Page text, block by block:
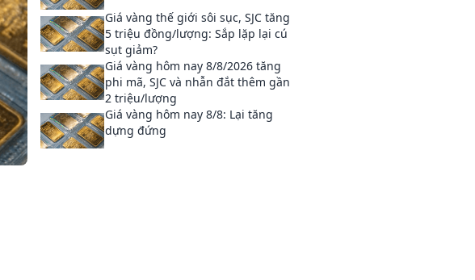
Giá vàng thế giới sôi sục, SJC tăng
5 triệu đồng/lượng: Sắp lặp lại cú
sụt giảm?
Giá vàng hôm nay 8/8/2026 tăng
phi mã, SJC và nhẫn đắt thêm gần
2 triệu/lượng
Giá vàng hôm nay 8/8: Lại tăng
dựng đứng